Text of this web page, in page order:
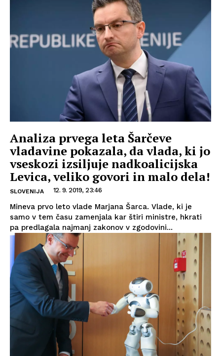
Analiza prvega leta Šarčeve
vladavine pokazala, da vlada, ki jo
vseskozi izsiljuje nadkoalicijska
Levica, veliko govori in malo dela!
SLOVENIJA 12. 9. 2019, 23:46
Mineva prvo leto vlade Marjana Šarca. Vlade, ki je
samo v tem času zamenjala kar štiri ministre, hkrati
pa predlagala najmanj zakonov v zgodovini...